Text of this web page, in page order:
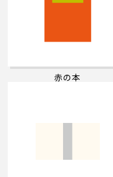
赤の本